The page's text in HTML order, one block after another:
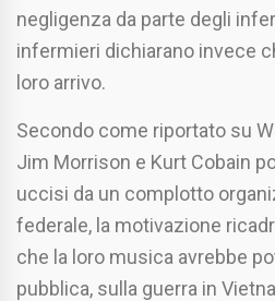
negligenza da parte degli
infermieri dichiarano invece
loro arrivo.
Secondo come riportato su
Jim Morrison e Kurt Cobain
uccisi da un complotto
federale, la motivazione
che la loro musica avrebbe
pubblica, sulla guerra in